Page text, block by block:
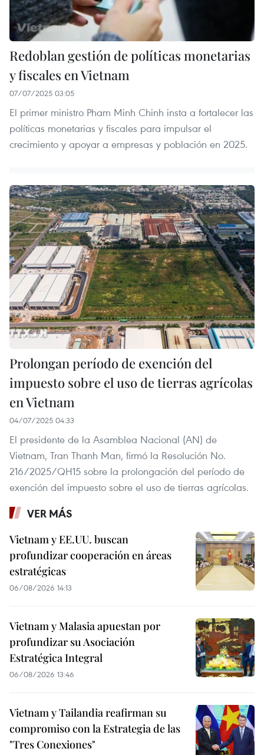
Redoblan gestión de políticas monetarias
y fiscales en Vietnam
07/07/2025 03:05
El primer ministro Pham Minh Chinh insta a fortalecer las
políticas monetarias y fiscales para impulsar el
crecimiento y apoyar a empresas y población en 2025.
Prolongan período de exención del
impuesto sobre el uso de tierras agrícolas
en Vietnam
04/07/2025 04:33
El presidente de la Asamblea Nacional (AN) de
Vietnam, Tran Thanh Man, firmó la Resolución No.
216/2025/QH15 sobre la prolongación del período de
exención del impuesto sobre el uso de tierras agrícolas.
VER MÁS
Vietnam y EE.UU. buscan
profundizar cooperación en áreas
estratégicas
06/08/2026 14:13
Vietnam y Malasia apuestan por
profundizar su Asociación
Estratégica Integral
06/08/2026 13:46
Vietnam y Tailandia reafirman su
compromiso con la Estrategia de las
"Tres Conexiones"